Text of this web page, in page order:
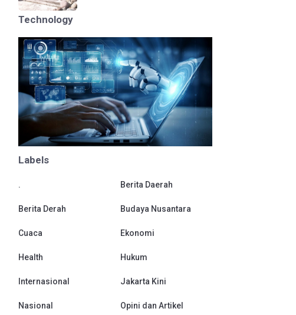
Technology
Labels
. Berita Daerah
Berita Derah Budaya Nusantara
Cuaca Ekonomi
Health Hukum
Internasional Jakarta Kini
Nasional Opini dan Artikel